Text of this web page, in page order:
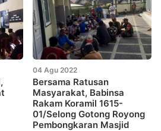
04 Agu 2022
Bersama Ratusan
Masyarakat, Babinsa
Rakam Koramil 1615-
01/Selong Gotong Royong
Pembongkaran Masjid